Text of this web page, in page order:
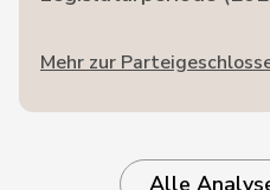
Mehr zur
Alle